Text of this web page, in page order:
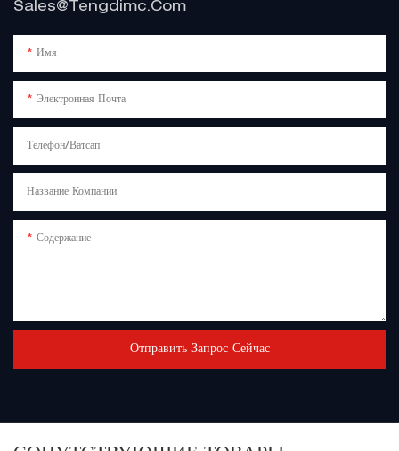
Sales@tengdimc.com
Имя
Электронная Почта
Телефон/Ватсап
Название Компании
Содержание
Отправить Запрос Сейчас